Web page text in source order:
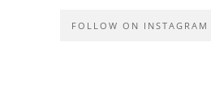
FOLLOW ON INSTAGRAM